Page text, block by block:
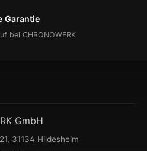
Garantie
bei CHRONOWERK
GmbH
31134 Hildesheim